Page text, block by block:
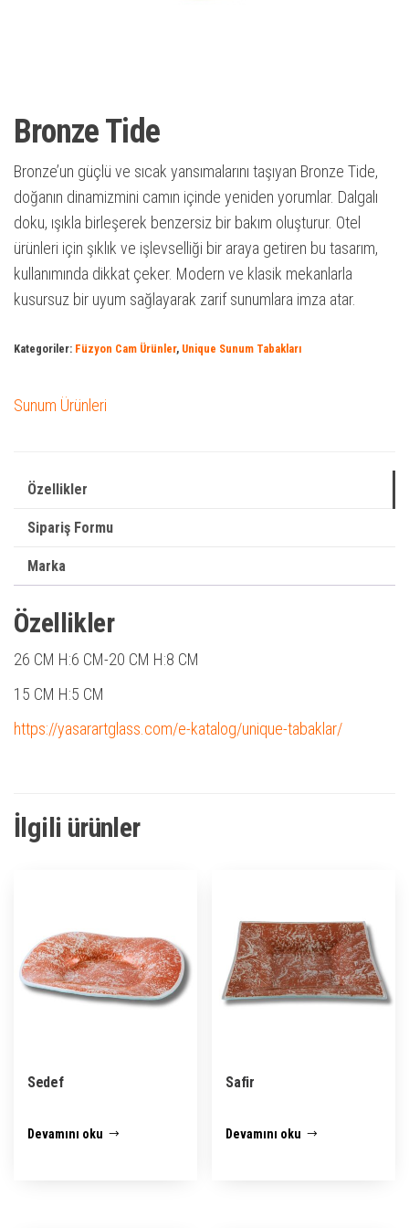
Bronze Tide
Bronze’un güçlü ve sıcak yansımalarını taşıyan Bronze Tide,
doğanın dinamizmini camın içinde yeniden yorumlar. Dalgalı
doku, ışıkla birleşerek benzersiz bir bakım oluşturur. Otel
ürünleri için şıklık ve işlevselliği bir araya getiren bu tasarım,
kullanımında dikkat çeker. Modern ve klasik mekanlarla
kusursuz bir uyum sağlayarak zarif sunumlara imza atar.
Kategoriler: Füzyon Cam Ürünler, Unique Sunum Tabakları
Sunum Ürünleri
Özellikler
Sipariş Formu
Marka
Özellikler
26 CM H:6 CM-20 CM H:8 CM
15 CM H:5 CM
https://yasarartglass.com/e-katalog/unique-tabaklar/
İlgili ürünler
Sedef
Devamını oku
Safir
Devamını oku